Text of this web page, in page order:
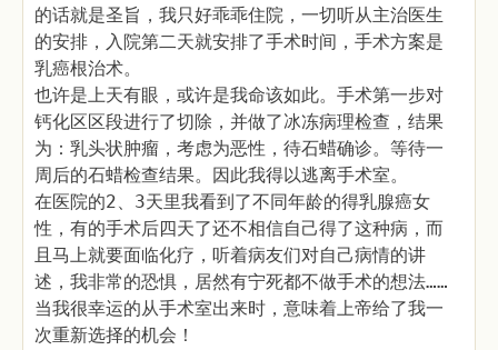
的话就是圣旨，我只好乖乖住院，一切听从主治医生
的安排，入院第二天就安排了手术时间，手术方案是
乳癌根治术。
也许是上天有眼，或许是我命该如此。手术第一步对
钙化区区段进行了切除，并做了冰冻病理检查，结果
为：乳头状肿瘤，考虑为恶性，待石蜡确诊。等待一
周后的石蜡检查结果。因此我得以逃离手术室。
在医院的2、3天里我看到了不同年龄的得乳腺癌女
性，有的手术后四天了还不相信自己得了这种病，而
且马上就要面临化疗，听着病友们对自己病情的讲
述，我非常的恐惧，居然有宁死都不做手术的想法……
当我很幸运的从手术室出来时，意味着上帝给了我一
次重新选择的机会！